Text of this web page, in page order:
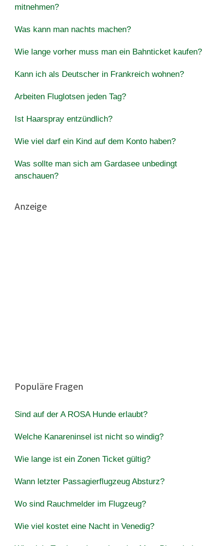
mitnehmen?
Was kann man nachts machen?
Wie lange vorher muss man ein Bahnticket kaufen?
Kann ich als Deutscher in Frankreich wohnen?
Arbeiten Fluglotsen jeden Tag?
Ist Haarspray entzündlich?
Wie viel darf ein Kind auf dem Konto haben?
Was sollte man sich am Gardasee unbedingt
anschauen?
Anzeige
Populäre Fragen
Sind auf der A ROSA Hunde erlaubt?
Welche Kanareninsel ist nicht so windig?
Wie lange ist ein Zonen Ticket gültig?
Wann letzter Passagierflugzeug Absturz?
Wo sind Rauchmelder im Flugzeug?
Wie viel kostet eine Nacht in Venedig?